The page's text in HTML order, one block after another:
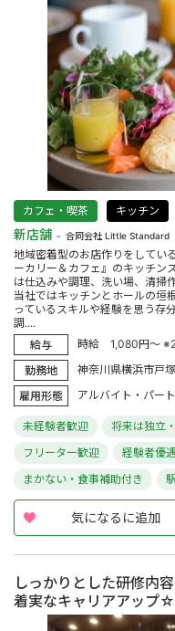
カフェ・喫茶 キッチン
新店舗 合同会社 Little Standard
地域密着型のお店作りをしてい
ーカリー＆カフェ』のキッチン
は仕込みや調理、洗い場、清掃
当社ではキッチンとホールの垣
っているスキルや経験を思う存
調....
給与
時給 1,080円～
勤務地
神奈川県横浜市戸
雇用形態
アルバイト・パート
未経験者歓迎 将来は独立
フリーター歓迎
経験者優遇
まかない・食事補助付き
気になるに追加
しっかりとした研修内
着実なキャリアアップ☆